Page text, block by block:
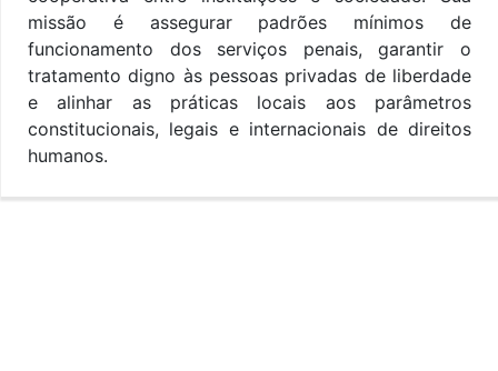
missão é assegurar padrões mínimos de
funcionamento dos serviços penais, garantir o
tratamento digno às pessoas privadas de liberdade
e alinhar as práticas locais aos parâmetros
constitucionais, legais e internacionais de direitos
humanos.